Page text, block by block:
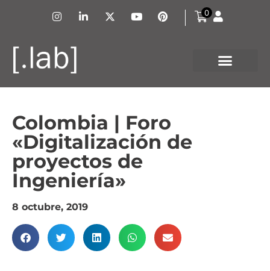
0
Colombia | Foro
«Digitalización de
proyectos de
Ingeniería»
8 octubre, 2019